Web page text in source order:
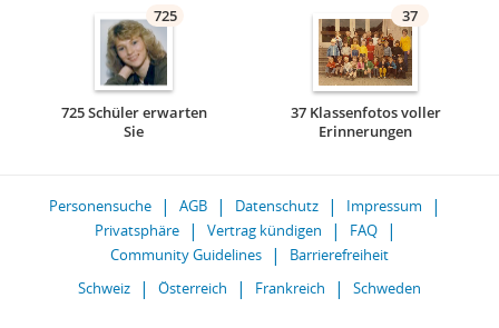
725
725 Schüler erwarten
Sie
37
37 Klassenfotos voller
Erinnerungen
Personensuche AGB Datenschutz
Impressum
Privatsphäre
Vertrag kündigen
FAQ
Community Guidelines
Barrierefreiheit
Schweiz
Österreich Frankreich Schweden